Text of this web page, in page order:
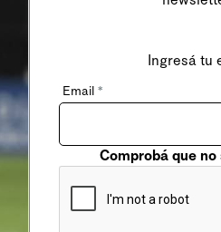
Ingresá tu
Email *
Comprobá que